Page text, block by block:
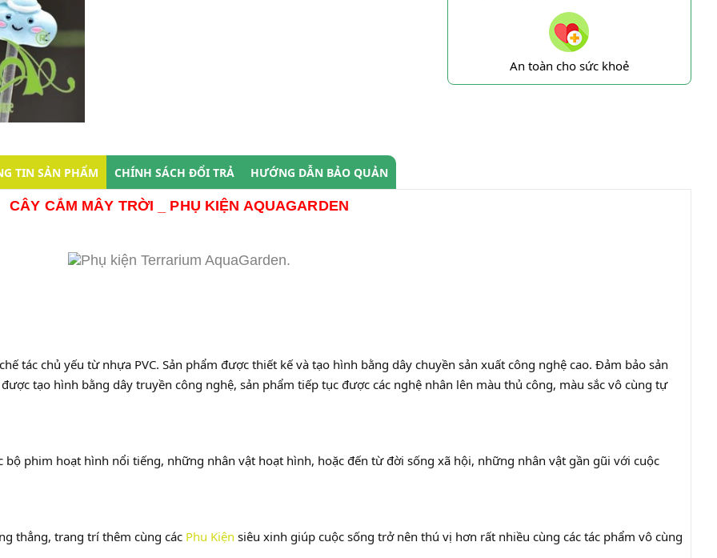
An toàn cho sức khoẻ
TIN SẢN PHẨM CHÍNH SÁCH ĐỔI TRẢ HƯỚNG DẪN BẢO QUẢN
CÂY CẮM MÂY TRỜI _ PHỤ KIỆN AQUAGARDEN
tác chủ yếu từ nhựa PVC. Sản phẩm được thiết kế và tạo hình bằng dây chuyền sản xuất công nghệ cao. Đảm bảo sản
tạo hình bằng dây truyền công nghệ, sản phẩm tiếp tục được các nghệ nhân lên màu thủ công, màu sắc vô cùng tự
phim hoạt hình nổi tiếng, những nhân vật hoạt hình, hoặc đến từ đời sống xã hội, những nhân vật gần gũi với cuộc
thẳng, trang trí thêm cùng các Phu Kiện siêu xinh giúp cuộc sống trở nên thú vị hơn rất nhiều cùng các tác phẩm vô cùng